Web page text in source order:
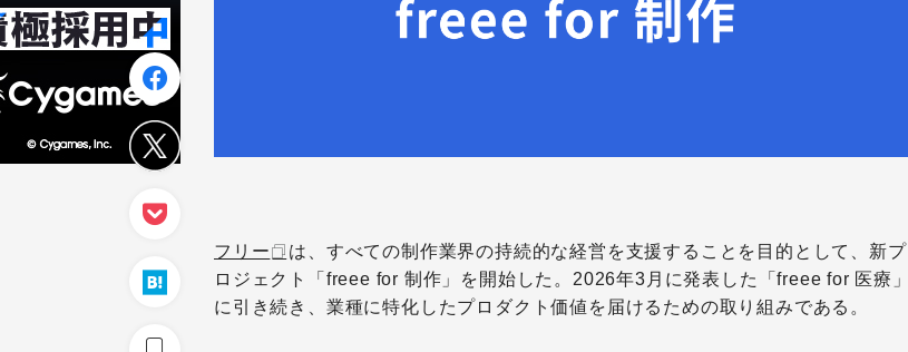
フリー
は、すべての制作業界の持続的な経営を支援することを目的として、新プ
ロジェクト「freee for 制作」を開始した。2026年3月に発表した「freee for 医療」
に引き続き、業種に特化したプロダクト価値を届けるための取り組みである。